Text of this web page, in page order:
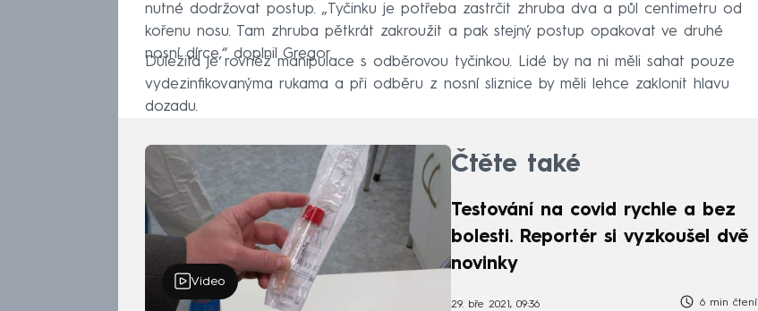
nutné dodržovat postup. „Tyčinku je potřeba zastrčit zhruba dva a půl centimetru od
kořenu nosu. Tam zhruba pětkrát zakroužit a pak stejný postup opakovat ve druhé
nosní dírce,“ doplnil Gregor.
Důležitá je rovněž manipulace s odběrovou tyčinkou. Lidé by na ni měli sahat pouze
vydezinfikovanýma rukama a při odběru z nosní sliznice by měli lehce zaklonit hlavu
dozadu.
Video
Čtěte také
Testování na covid rychle a bez
bolesti. Reportér si vyzkoušel dvě
novinky
29. bře 2021, 09:36 6 min čtení